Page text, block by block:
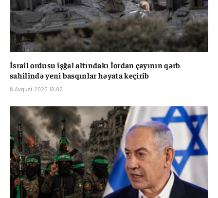
İsrail ordusu işğal altındakı İordan çayının qərb
sahilində yeni basqınlar həyata keçirib
8 Avqust 2026 18:02